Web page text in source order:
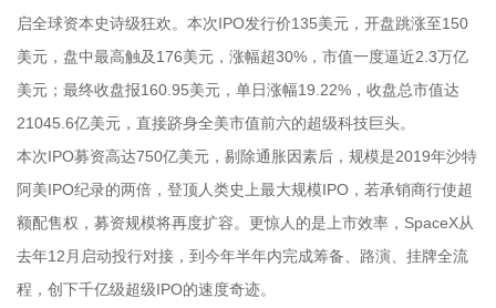
启全球资本史诗级狂欢。本次IPO发行价135美元，开盘跳涨至150
美元，盘中最高触及176美元，涨幅超30%，市值一度逼近2.3万亿
美元；最终收盘报160.95美元，单日涨幅19.22%，收盘总市值达
21045.6亿美元，直接跻身全美市值前六的超级科技巨头。
本次IPO募资高达750亿美元，剔除通胀因素后，规模是2019年沙特
阿美IPO纪录的两倍，登顶人类史上最大规模IPO，若承销商行使超
额配售权，募资规模将再度扩容。更惊人的是上市效率，SpaceX从
去年12月启动投行对接，到今年半年内完成筹备、路演、挂牌全流
程，创下千亿级超级IPO的速度奇迹。